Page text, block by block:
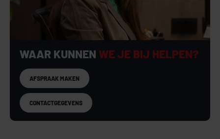
WAAR KUNNEN WE JE BIJ HELPEN?
AFSPRAAK MAKEN
CONTACTGEGEVENS